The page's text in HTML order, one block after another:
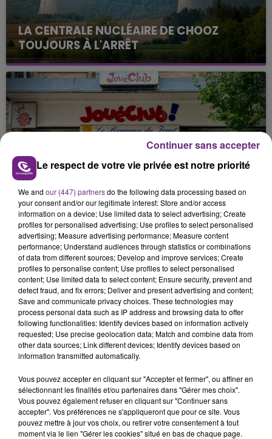
LA CENTRALE NUCLÉAIRE DE CHOOZ
TOUJOURS À L'ARRÊT
Cela fait déjà une semaine que la centrale
nucléaire ardennaise est à l'arrêt. Une situation
justifiée par la sécheresse intense qui est toujours
présente.
LE MAGASIN JOUÉCLUB DE REIMS FERME
SES PORTES
C'était l'une des institutions du centre-ville
rémois. Le magasin JouéClub est contraint de
fermer ses portes.
TITRES DIFFUSÉS
18h20
18h20
OFENBACH & STARSAILOR
Four To The Floor
18h18
18h18
OLIVIA DEAN
So Easy (to Fall In Love)
Le respect de votre vie privée est notre priorité
We and our (447) partnersdo the following data processing based on
your consent and/or our legitimate interest: Store and/or access
information on a device; Use limited data to select advertising; Create
profiles for personalised advertising; Use profiles to select personalised
advertising; Measure advertising performance; Measure content
performance; Understand audiences through statistics or combinations
of data from different sources; Develop and improve services; Create
profiles to personalise content; Use profiles to select personalised
content; Use limited data to select content; Ensure security, prevent and
detect fraud, and fix errors; Deliver and present advertising and content;
Save and communicate privacy choices. These technologies may
process personal data such as IP address and browsing data to offer
following functionalities: Identify devices based on information actively
requested; Use precise geolocation data; Match and combine data from
other data sources; Link different devices; Identify devices based on
information transmitted automatically.
Vous pouvez accepter en cliquant sur "Accepter et fermer", ou affiner en
sélectionnant les finalités et/ou partenaires dans "Gérer mes choix".
Vous pouvez également refuser en cliquant sur "Continuer sans
accepter". Vos préférences ne s'appliqueront que pour ce site. Vous
pouvez mettre à jour vos choix, ou retirer votre consentement à tout
moment via le lien "Gérer les cookies" situé en bas de chaque page.
Continuer sans accepter